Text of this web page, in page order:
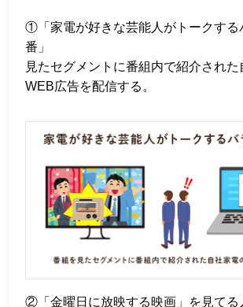
①「家電が好きな芸能人がトークする
番」
見たセグメントに番組内で紹介され
WEB広告を配信する。
②「金曜日に放映する映画」を見てる